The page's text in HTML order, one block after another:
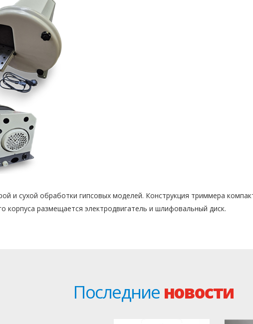
и сухой обработки гипсовых моделей. Конструкция триммера
корпуса размещается электродвига­тель и шлифовальный диск.
Последние новости